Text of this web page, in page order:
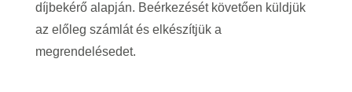
díjbekérő alapján. Beérkezését követően küldjük
az előleg számlát és elkészítjük a
megrendelésedet.